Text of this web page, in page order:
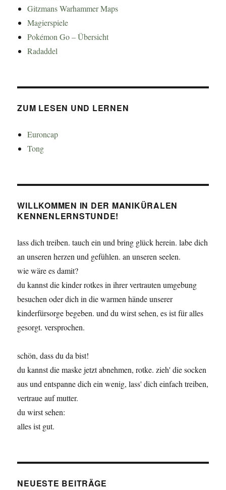
Gitzmans Warhammer Maps
Magierspiele
Pokémon Go – Übersicht
Radaddel
ZUM LESEN UND LERNEN
Euroncap
Tong
WILLKOMMEN IN DER MANIKÜRALEN
KENNENLERNSTUNDE!
lass dich treiben. tauch ein und bring glück herein. labe dich
an unseren herzen und gefühlen. an unseren seelen.
wie wäre es damit?
du kannst die kinder rotkes in ihrer vertrauten umgebung
besuchen oder dich in die warmen hände unserer
kinderfürsorge begeben. und du wirst sehen, es ist für alles
gesorgt. versprochen.
schön, dass du da bist!
du kannst die maske jetzt abnehmen, rotke. zieh' die socken
aus und entspanne dich ein wenig, lass' dich einfach treiben,
vertraue auf mutter.
du wirst sehen:
alles ist gut.
NEUESTE BEITRÄGE